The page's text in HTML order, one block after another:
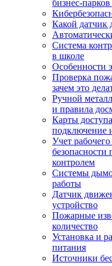
Какой датчик
Система
в школе
Особенности
Проверка
зачем это
Ручной
и правила
Карты
подключение
Учет
безопасности
контролем
Системы
работы
Датчик
устройство
Пожарные
количество
Установка и
питания
Источники